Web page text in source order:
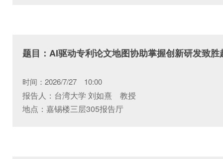
题目：AI驱动专利论文地图协助掌握创新研发致胜
时间：2026/7/27 10:00
报告人：台湾大学 刘如熹 教授
地点：嘉锡楼三层305报告厅